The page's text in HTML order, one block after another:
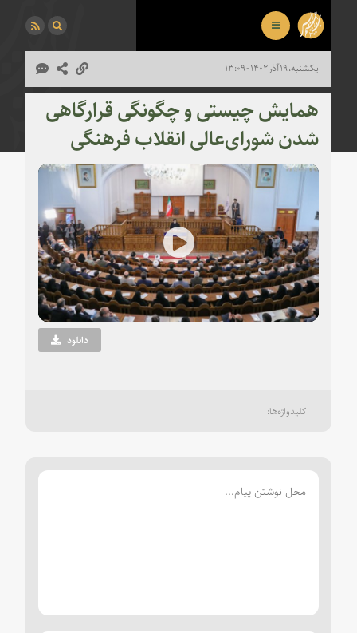
یکشنبه، ۱۹ آذر ۱۴۰۲ - ۱۳:۰۹
همایش چیستی و چگونگی قرارگاهی
شدن شورای‌عالی انقلاب فرهنگی
Play
Video دانلود